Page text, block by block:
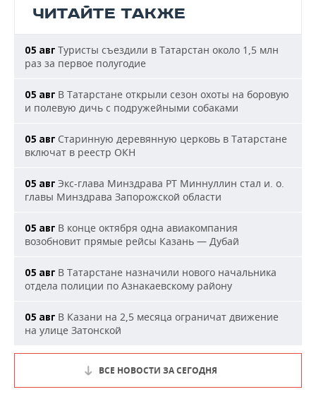
ЧИТАЙТЕ ТАКЖЕ
05 авг Туристы съездили в Татарстан около 1,5 млн
раз за первое полугодие
05 авг В Татарстане открыли сезон охоты на боровую
и полевую дичь с подружейными собаками
05 авг Старинную деревянную церковь в Татарстане
включат в реестр ОКН
05 авг Экс-глава Минздрава РТ Миннуллин стал и. о.
главы Минздрава Запорожской области
05 авг В конце октября одна авиакомпания
возобновит прямые рейсы Казань — Дубай
05 авг В Татарстане назначили нового начальника
отдела полиции по Азнакаевскому району
05 авг В Казани на 2,5 месяца ограничат движение
на улице Затонской
ВСЕ НОВОСТИ ЗА СЕГОДНЯ